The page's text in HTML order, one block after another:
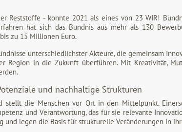
Reststoffe - konnte 2021 als eines von 23 WIR!
hat sich das Bündnis aus mehr als 130
zu 15 Millionen Euro.
unterschiedlichster Akteure, die gemeinsam
Region in die Zukunft überführen. Mit Kreativität,
und nachhaltige Strukturen
stellt die Menschen vor Ort in den Mittelpunkt.
und Verantwortung, das für sie relevante
und legen die Basis für strukturelle Veränderungen in